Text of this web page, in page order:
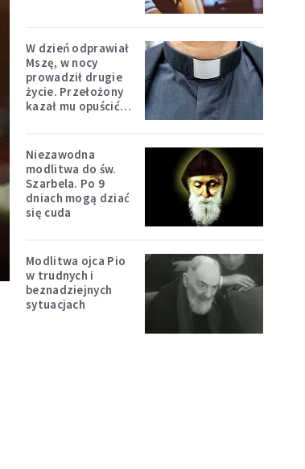
W dzień odprawiał
Mszę, w nocy
prowadził drugie
życie. Przełożony
kazał mu opuścić
Niezawodna
modlitwa do św.
Szarbela. Po 9
dniach mogą dziać
się cuda
Modlitwa ojca Pio
w trudnych i
beznadziejnych
sytuacjach